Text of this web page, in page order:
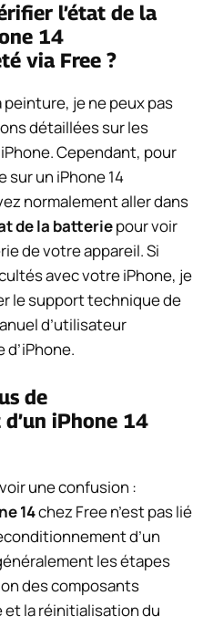
l’état de la
14
via Free ?
je ne peux pas
détaillées sur les
Cependant, pour
sur un iPhone 14
normalement aller dans
de la batteriepour voir
de votre appareil. Si
avec votre iPhone, je
le support technique de
d’utilisateur
de
iPhone 14
une confusion :
14chez Free n’est pas lié
d’un
les étapes
des composants
la réinitialisation du